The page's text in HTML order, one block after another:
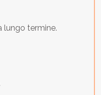
lungo termine.